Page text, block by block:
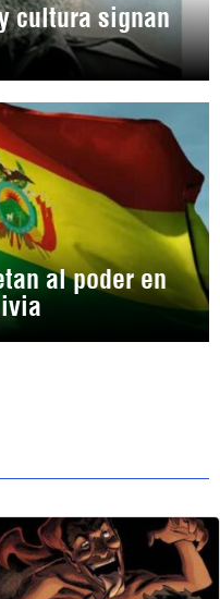
cultura signan
al poder en